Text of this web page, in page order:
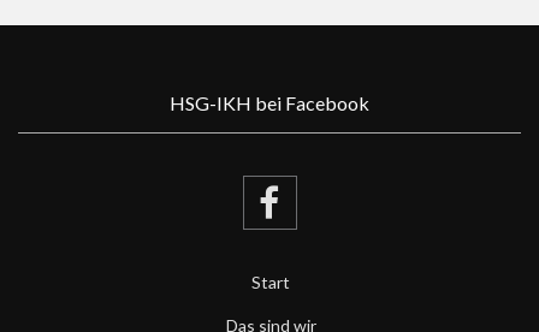
HSG-IKH bei Facebook
Start
Das sind wir